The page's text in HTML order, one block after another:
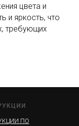
цвета и
и яркость, что
требующих
ПО